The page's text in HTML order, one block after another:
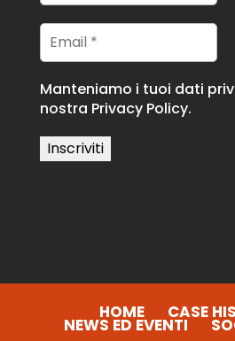
Manteniamo i tuoi dati
nostra Privacy Policy.
HOME CASE
NEWS ED EVENTI